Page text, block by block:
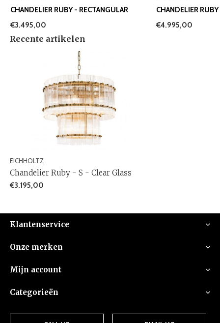
CHANDELIER RUBY - RECTANGULAR
€3.495,00
CHANDELIER
€4.995,00
Recente artikelen
EICHHOLTZ
Chandelier Ruby - S - Clear Glass
€3.195,00
Klantenservice
Onze merken
Mijn account
Categorieën